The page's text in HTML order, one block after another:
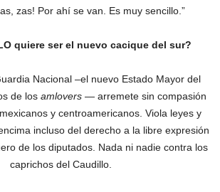
zas! Por ahí se van. Es muy sencillo.”
quiere ser el nuevo cacique del sur?
Nacional –el nuevo Estado Mayor del
de los amlovers — arremete sin compasión
y centroamericanos. Viola leyes y
incluso del derecho a la libre expresión
de los diputados. Nada ni nadie contra los
caprichos del Caudillo.